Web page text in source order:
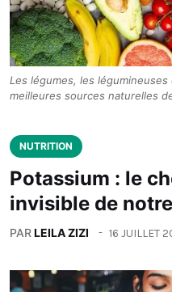
Les légumes, les
meilleures sources naturelles
NUTRITION
Potassium : le
invisible de
PARLEILA ZIZI 16 JUILLET